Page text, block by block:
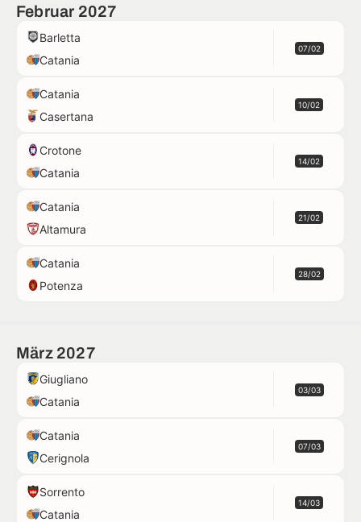
Februar 2027
Barletta
Catania
07/02
Catania
Casertana
10/02
Crotone
Catania
14/02
Catania
Altamura
21/02
Catania
Potenza
28/02
März 2027
Giugliano
Catania
03/03
Catania
Cerignola
07/03
Sorrento
Catania
14/03